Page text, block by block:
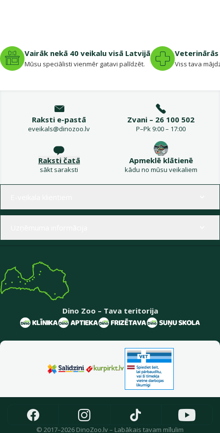
Vairāk nekā 40 veikalu visā Latvijā
Mūsu speciālisti vienmēr gatavi palīdzēt. Viss tava
Raksti e-pastā
eveikals@dinozoo.lv
Zvani – 26 100 502
P–Pk 9:00 – 17:00
Raksti čatā
sākt saraksti
Apmeklē klātienē
kādu no mūsu veikaliem
Dino Zoo – Tava teritorija
© 2017–2026 DinoZoo.lv – Labākais tavam mīlulim